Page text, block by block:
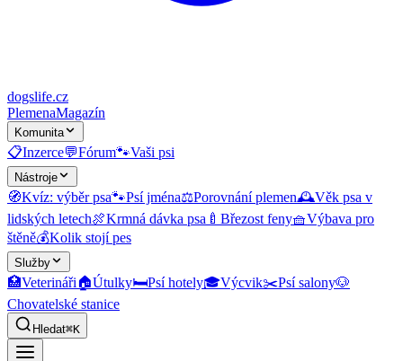
dogslife.cz
PlemenaMagazín
Komunita
📋Inzerce💬Fórum🐾Vaši psi
Nástroje
🧭Kvíz: výběr psa🐾Psí jména⚖️Porovnání plemen🕰️Věk psa v
lidských letech🍖Krmná dávka psa 🍼 Březost feny🧺Výbava pro
štěně💰Kolik stojí pes
Služby
🏥Veterináři🏠Útulky🛏️Psí hotely🎓Výcvik✂️Psí salony🐶
Chovatelské stanice
Hledat⌘K